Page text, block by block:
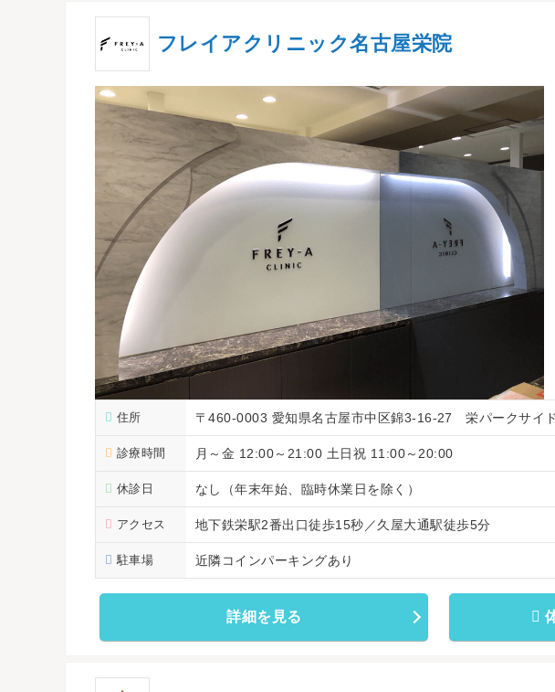
フレイアクリニック名古屋栄院
住所 〒460-0003 愛知県名古屋市中区錦3-16-27 栄パークサイ
診療時間 月～金 12:00～21:00 土日祝 11:00～20:00
休診日 なし（年末年始、臨時休業日を除く）
アクセス 地下鉄栄駅2番出口徒歩15秒／久屋大通駅徒歩5分
駐車場 近隣コインパーキングあり
詳細を見る